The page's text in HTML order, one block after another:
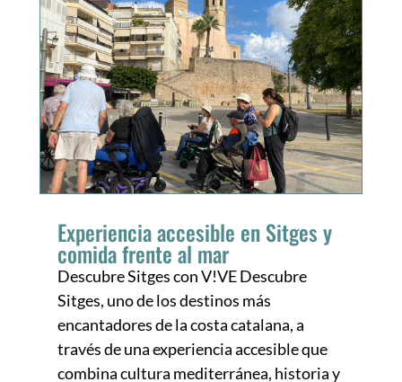
Experiencia accesible en Sitges y
comida frente al mar
Descubre Sitges con V!VE Descubre
Sitges, uno de los destinos más
encantadores de la costa catalana, a
través de una experiencia accesible que
combina cultura mediterránea, historia y